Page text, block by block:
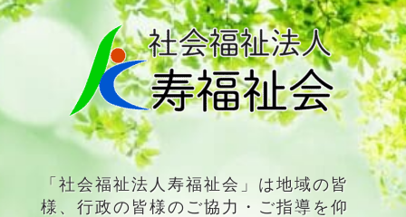
「社会福祉法人寿福祉会」は地域の皆
様、行政の皆様のご協力・ご指導を仰